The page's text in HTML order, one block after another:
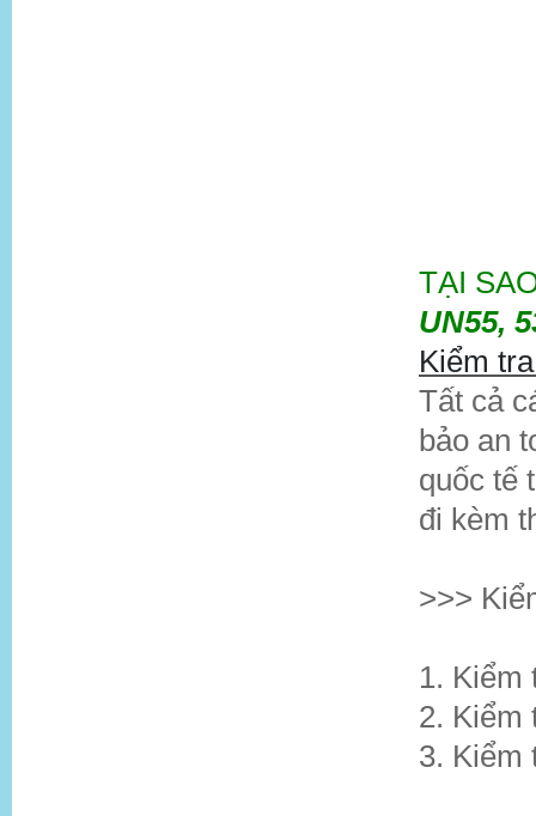
TẠI
UN55,
Kiểm
Tất cả
bảo an
quốc tế
đi kèm
>>>
1. Kiểm
2. Kiểm
3. Kiểm